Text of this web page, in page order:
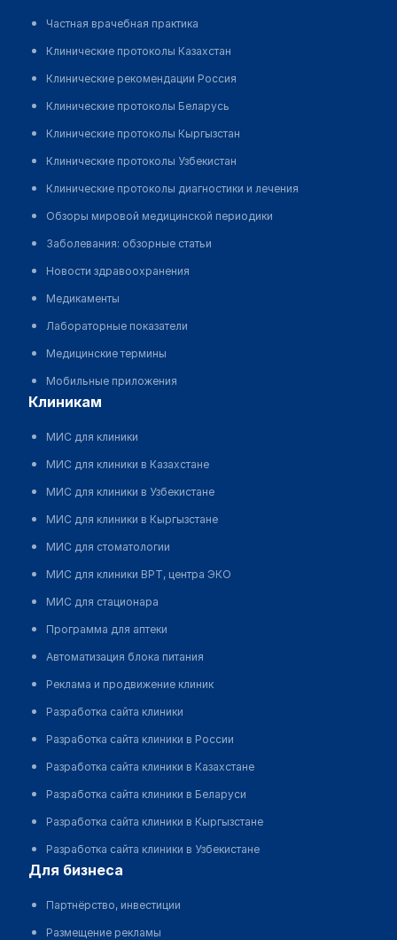
Частная врачебная практика
Клинические протоколы Казахстан
Клинические рекомендации Россия
Клинические протоколы Беларусь
Клинические протоколы Кыргызстан
Клинические протоколы Узбекистан
Клинические протоколы диагностики и лечения
Обзоры мировой медицинской периодики
Заболевания: обзорные статьи
Новости здравоохранения
Медикаменты
Лабораторные показатели
Медицинские термины
Мобильные приложения
клиникам
МИС для клиники
МИС для клиники в Казахстане
МИС для клиники в Узбекистане
МИС для клиники в Кыргызстане
МИС для стоматологии
МИС для клиники ВРТ, центра ЭКО
МИС для стационара
Программа для аптеки
Автоматизация блока питания
Реклама и продвижение клиник
Разработка сайта клиники
Разработка сайта клиники в России
Разработка сайта клиники в Казахстане
Разработка сайта клиники в Беларуси
Разработка сайта клиники в Кыргызстане
Разработка сайта клиники в Узбекистане
для бизнеса
Партнёрство, инвестиции
Размещение рекламы